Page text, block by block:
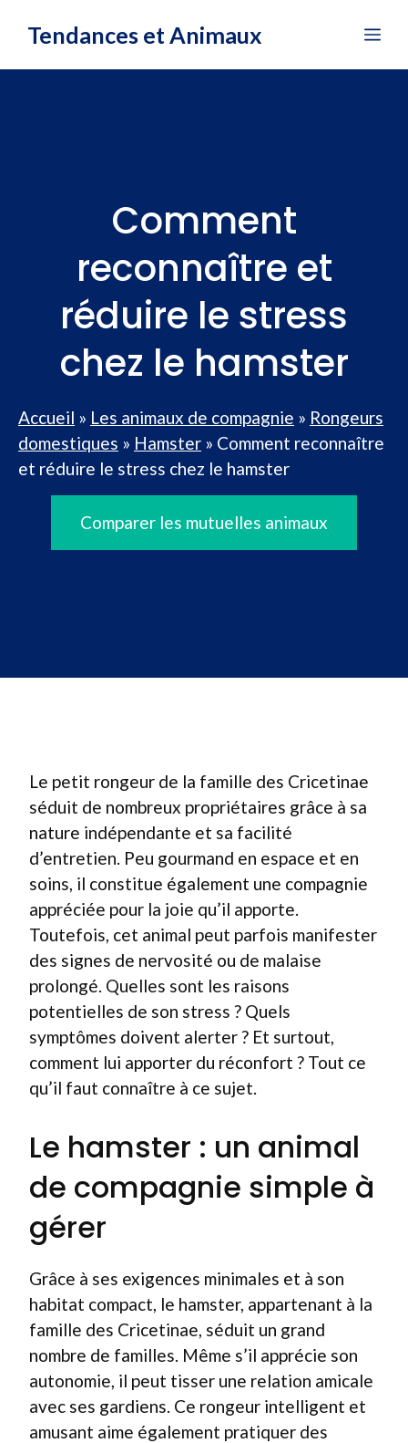
Tendances et Animaux
Comment
reconnaître et
réduire le stress
chez le hamster
Accueil » Les animaux de compagnie » Rongeurs
domestiques » Hamster » Comment reconnaître
et réduire le stress chez le hamster
Comparer les mutuelles animaux
Le petit rongeur de la famille des Cricetinae
séduit de nombreux propriétaires grâce à sa
nature indépendante et sa facilité
d’entretien. Peu gourmand en espace et en
soins, il constitue également une compagnie
appréciée pour la joie qu’il apporte.
Toutefois, cet animal peut parfois manifester
des signes de nervosité ou de malaise
prolongé. Quelles sont les raisons
potentielles de son stress ? Quels
symptômes doivent alerter ? Et surtout,
comment lui apporter du réconfort ? Tout ce
qu’il faut connaître à ce sujet.
Le hamster : un animal
de compagnie simple à
gérer
Grâce à ses exigences minimales et à son
habitat compact, le hamster, appartenant à la
famille des Cricetinae, séduit un grand
nombre de familles. Même s’il apprécie son
autonomie, il peut tisser une relation amicale
avec ses gardiens. Ce rongeur intelligent et
amusant aime également pratiquer des